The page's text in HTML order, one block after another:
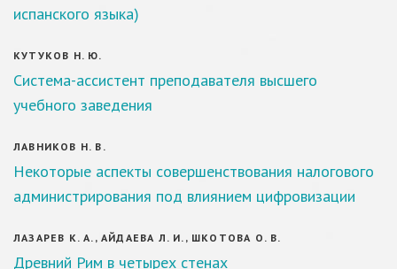
испанского языка)
КУТУКОВ Н. Ю.
Система-ассистент преподавателя высшего
учебного заведения
ЛАВНИКОВ Н. В.
Некоторые аспекты совершенствования налогового
администрирования под влиянием цифровизации
ЛАЗАРЕВ К. А., АЙДАЕВА Л. И., ШКОТОВА О. В.
Древний Рим в четырех стенах